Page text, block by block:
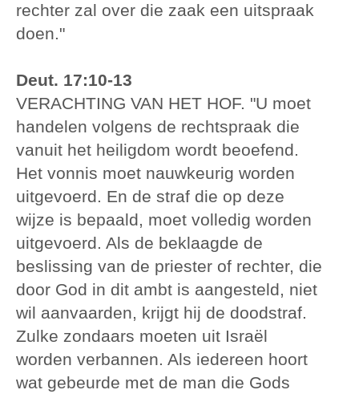
rechter zal over die zaak een uitspraak
doen."
Deut. 17:10-13
VERACHTING VAN HET HOF. "U moet
handelen volgens de rechtspraak die
vanuit het heiligdom wordt beoefend.
Het vonnis moet nauwkeurig worden
uitgevoerd. En de straf die op deze
wijze is bepaald, moet volledig worden
uitgevoerd. Als de beklaagde de
beslissing van de priester of rechter, die
door God in dit ambt is aangesteld, niet
wil aanvaarden, krijgt hij de doodstraf.
Zulke zondaars moeten uit Israël
worden verbannen. Als iedereen hoort
wat gebeurde met de man die Gods